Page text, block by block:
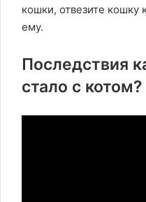
кошки, отвезите кошку
ему.
Последствия
стало с котом?